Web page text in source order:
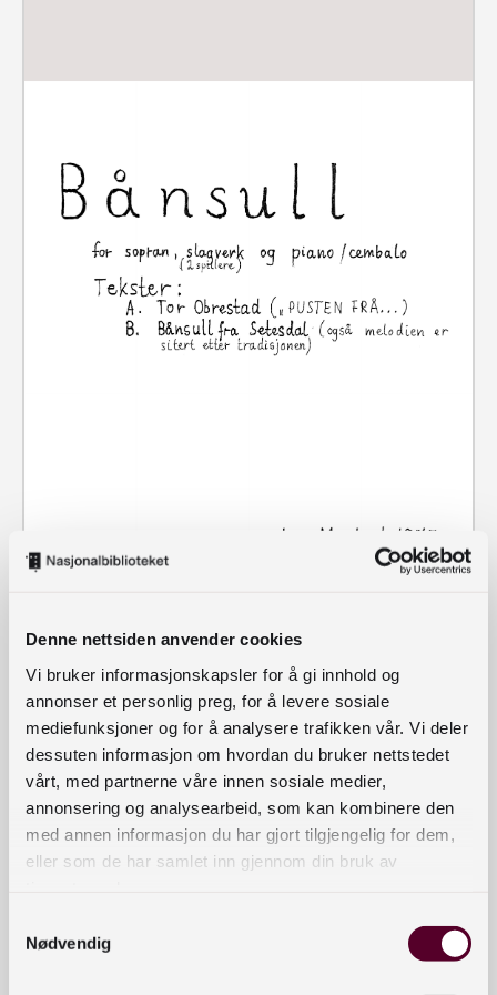
Denne nettsiden anvender cookies
Vi bruker informasjonskapsler for å gi innhold og
annonser et personlig preg, for å levere sosiale
mediefunksjoner og for å analysere trafikken vår. Vi deler
dessuten informasjon om hvordan du bruker nettstedet
vårt, med partnerne våre innen sosiale medier,
annonsering og analysearbeid, som kan kombinere den
med annen informasjon du har gjort tilgjengelig for dem,
eller som de har samlet inn gjennom din bruk av
Nødvendig